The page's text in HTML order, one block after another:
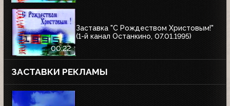
00:22
Заставка "С Рождеством Христовым!"
(1-й канал Останкино, 07.01.1995)
ЗАСТАВКИ РЕКЛАМЫ